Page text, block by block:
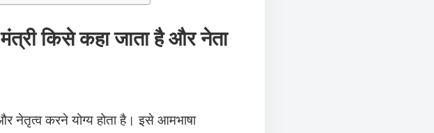
किसे कहा जाता है और नेता
नेतृत्व करने योग्य होता है। इसे आमभाषा